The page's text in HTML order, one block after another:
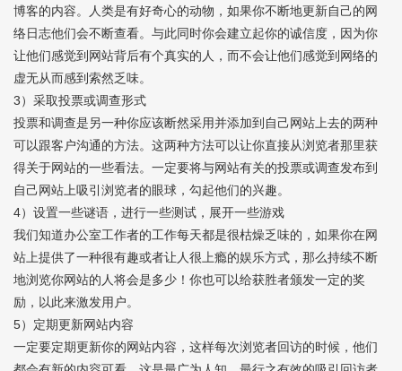
博客的内容。人类是有好奇心的动物，如果你不断地更新自己的网
络日志他们会不断查看。与此同时你会建立起你的诚信度，因为你
让他们感觉到网站背后有个真实的人，而不会让他们感觉到网络的
虚无从而感到索然乏味。
3）采取投票或调查形式
投票和调查是另一种你应该断然采用并添加到自己网站上去的两种
可以跟客户沟通的方法。这两种方法可以让你直接从浏览者那里获
得关于网站的一些看法。一定要将与网站有关的投票或调查发布到
自己网站上吸引浏览者的眼球，勾起他们的兴趣。
4）设置一些谜语，进行一些测试，展开一些游戏
我们知道办公室工作者的工作每天都是很枯燥乏味的，如果你在网
站上提供了一种很有趣或者让人很上瘾的娱乐方式，那么持续不断
地浏览你网站的人将会是多少！你也可以给获胜者颁发一定的奖
励，以此来激发用户。
5）定期更新网站内容
一定要定期更新你的网站内容，这样每次浏览者回访的时候，他们